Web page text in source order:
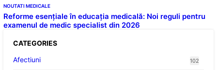
NOUTATI MEDICALE
Reforme esențiale în educația medicală: Noi reguli pentru
examenul de medic specialist din 2026
CATEGORIES
Afectiuni
102